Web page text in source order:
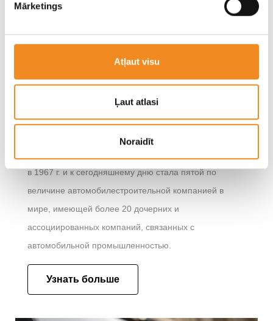
Mārketings
Atļaut visu
Ļaut atlasi
Noraidīt
Hyundai является быстрорастущим
автопроизводителем с четким видением будущего и
в 1967 г. и к сегодняшнему дню стала пятой по
величине автомобилестроительной компанией в
мире, имеющей более 20 дочерних и
ассоциированных компаний, связанных с
автомобильной промышленностью.
Узнать больше